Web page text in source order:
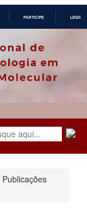
PARTICIPE
Publicações